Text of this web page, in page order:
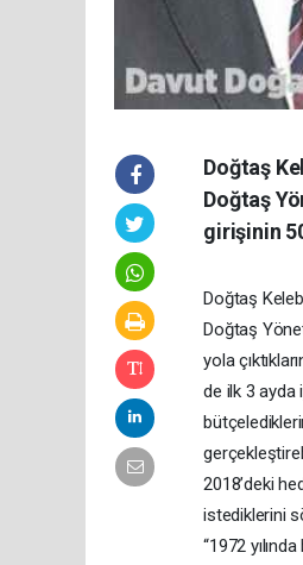
Doğtaş
Doğtaş
girişinin
Doğtaş
Doğtaş
yola
de ilk 3 ayda
2018’deki
istediklerini
“1972